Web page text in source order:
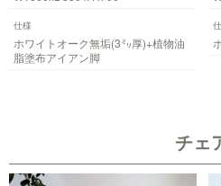
仕様
ホワイトオーク無垢(3㍉厚)+植物油
脂塗布アイアン脚
チェ